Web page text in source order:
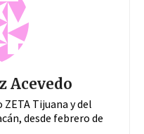
Acevedo
Tijuana y del
desde febrero de